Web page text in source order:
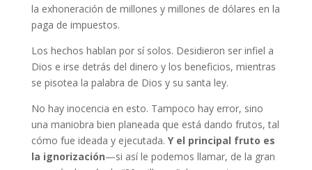
la exhoneración de millones y millones de dólares en la
paga de impuestos.
Los hechos hablan por sí solos. Desidieron ser infiel a
Dios e irse detrás del dinero y los beneficios, mientras
se pisotea la palabra de Dios y su santa ley.
No hay inocencia en esto. Tampoco hay error, sino
una maniobra bien planeada que está dando frutos, tal
cómo fue ideada y ejecutada. Y el principal fruto es
la ignorización—si así le podemos llamar, de la gran